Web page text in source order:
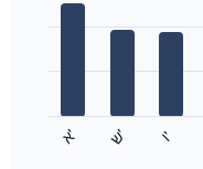
ו
' ש
' א
'